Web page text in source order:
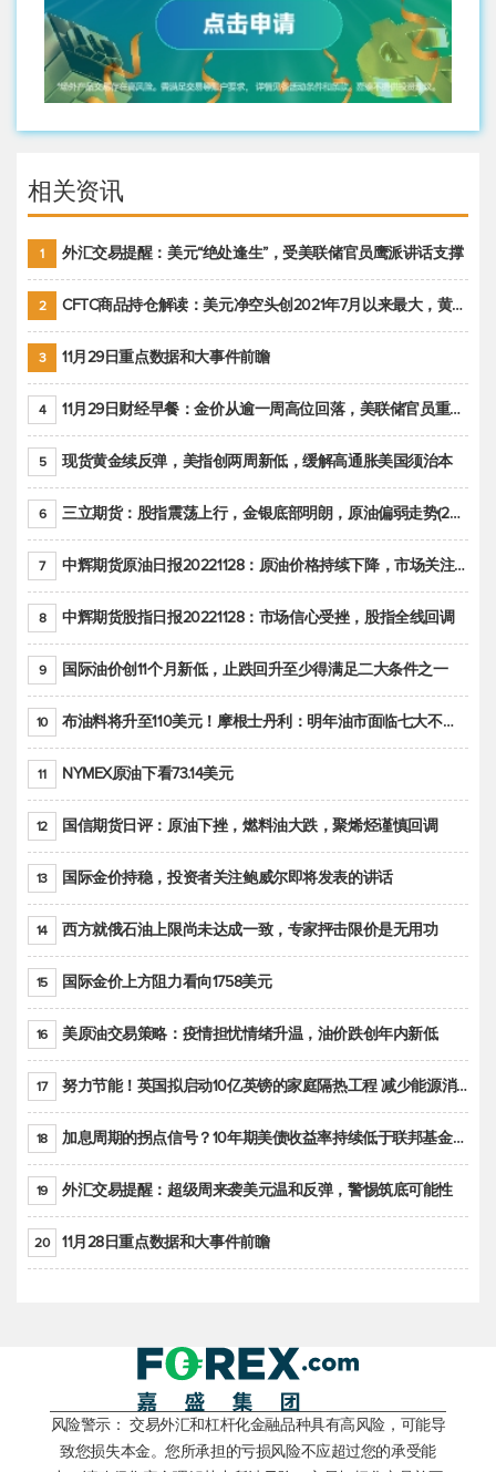
相关资讯
1 外汇交易提醒：美元“绝处逢生”，受美联储官员鹰派讲话支撑
2 CFTC商品持仓解读：美元净空头创2021年7月以来最大，黄金期货投机性净多头头寸减少
3 11月29日重点数据和大事件前瞻
4 11月29日财经早餐：金价从逾一周高位回落，美联储官员重申鹰派立场推动美元回升
5 现货黄金续反弹，美指创两周新低，缓解高通胀美国须治本
6 三立期货：股指震荡上行，金银底部明朗，原油偏弱走势(20221128收评)
7 中辉期货原油日报20221128：原油价格持续下降，市场关注OPEC+新一轮产能政策
8 中辉期货股指日报20221128：市场信心受挫，股指全线回调
9 国际油价创11个月新低，止跌回升至少得满足二大条件之一
10 布油料将升至110美元！摩根士丹利：明年油市面临七大不确定性
11 NYMEX原油下看73.14美元
12 国信期货日评：原油下挫，燃料油大跌，聚烯烃谨慎回调
13 国际金价持稳，投资者关注鲍威尔即将发表的讲话
14 西方就俄石油上限尚未达成一致，专家抨击限价是无用功
15 国际金价上方阻力看向1758美元
16 美原油交易策略：疫情担忧情绪升温，油价跌创年内新低
17 努力节能！英国拟启动10亿英镑的家庭隔热工程 减少能源消耗
18 加息周期的拐点信号？10年期美债收益率持续低于联邦基金利率目标区间
19 外汇交易提醒：超级周来袭美元温和反弹，警惕筑底可能性
20 11月28日重点数据和大事件前瞻
风险警示： 交易外汇和杠杆化金融品种具有高风险，可能导
致您损失本金。您所承担的亏损风险不应超过您的承受能